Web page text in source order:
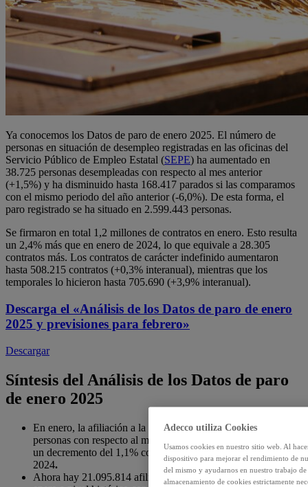
Ya conocemos los Datos de paro de enero 2025. El número de
personas en situación de desempleo registradas en las oficinas del
Servicio Público de Empleo Estatal (SEPE) ha aumentado en
38.725 personas desempleadas con respecto al mes anterior
(+1,5%) y ha disminuido hasta 168.417 parados si las comparamos
con el mismo periodo del año anterior (-6,0%). De esta forma, el
paro registrado se ha situado en 2.599.443 personas.
Se firmaron en total 1,2 millones de contratos en enero. Esto resulta
un 2,4% más que en enero de 2024, lo que equivale a 28.305
contratos más. Los contratos de carácter indefinido aumentaron
hasta 508.215 contratos (+0,3% interanual), mientras que los
temporales lo hicieron hasta 705.690 (+3,9% interanual).
Descarga el «Análisis de los Datos de paro de enero
2025 y previsiones para febrero»
Descargar
Síntesis del Análisis de los Datos de paro
de enero 2025
En enero, la afiliación a la Seguridad Social bajó en 242.148
personas con respecto al mes anterior, lo que supuso a su vez
un decremento del 1,1% con respecto al mismo periodo de
2024.
Ahora hay 21.095.814 afiliados, nuevo récord para el mes de
Adecco utiliza Cookies
Usamos cookies en nuestro sitio web. Al
dispositivo para mejorar el rendimiento de
del mismo y ayudarnos en nuestro trabajo
almacenamiento de cookies estrictamente